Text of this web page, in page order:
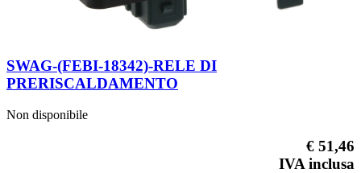
SWAG-(FEBI-18342)-RELE DI
PRERISCALDAMENTO
Non disponibile
€ 51,46
IVA inclusa